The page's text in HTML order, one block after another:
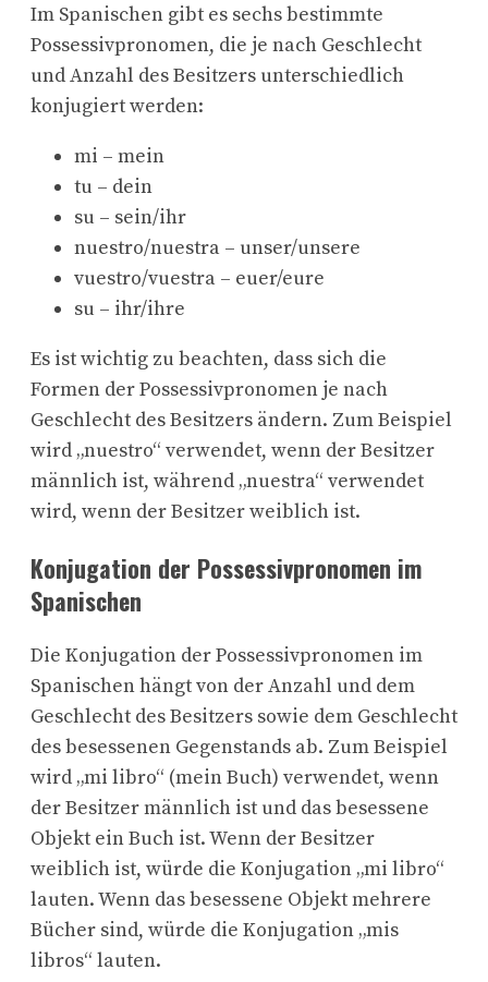
Im Spanischen gibt es sechs bestimmte
Possessivpronomen, die je nach Geschlecht
und Anzahl des Besitzers unterschiedlich
konjugiert werden:
mi – mein
tu – dein
su – sein/ihr
nuestro/nuestra – unser/unsere
vuestro/vuestra – euer/eure
su – ihr/ihre
Es ist wichtig zu beachten, dass sich die
Formen der Possessivpronomen je nach
Geschlecht des Besitzers ändern. Zum Beispiel
wird „nuestro“ verwendet, wenn der Besitzer
männlich ist, während „nuestra“ verwendet
wird, wenn der Besitzer weiblich ist.
Konjugation der Possessivpronomen im
Spanischen
Die Konjugation der Possessivpronomen im
Spanischen hängt von der Anzahl und dem
Geschlecht des Besitzers sowie dem Geschlecht
des besessenen Gegenstands ab. Zum Beispiel
wird „mi libro“ (mein Buch) verwendet, wenn
der Besitzer männlich ist und das besessene
Objekt ein Buch ist. Wenn der Besitzer
weiblich ist, würde die Konjugation „mi libro“
lauten. Wenn das besessene Objekt mehrere
Bücher sind, würde die Konjugation „mis
libros“ lauten.